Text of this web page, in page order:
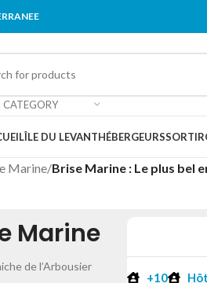
CATEGORY
ÎLE DU LEVANTHÉBERGEURSSORTIR
Marine/Brise Marine : Le plus bel
Marine
de l’Arbousier
+10